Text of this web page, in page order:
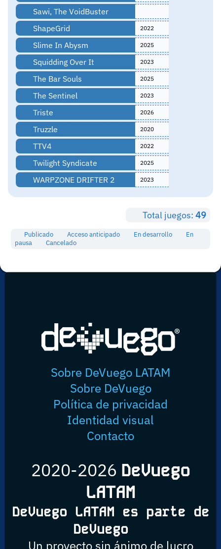
Sawi, The VoidBuster
ShapeGrid
2022
Slime In Abysm 2025
Squidding Over It 2023
The Bar Souls 2025
The Sentinel 2023
Triste 2026
Truzzle 2020
TTV4 2022
Twilight Syndicate 2025
WARPZONE DRIFTER 2 2023
Total juegos: 49
Publicado Acceso anticipado En desarrollo
En
pausa
Cancelado
Sobre DeVuego LATAM
Sobre DeVuego
Política de privacidad
Identidad visual
Contacto
2020-2026 DeVuego
LATAM
DeVuego LATAM es parte de
DeVuego
Un proyecto sin ánimo de lucro